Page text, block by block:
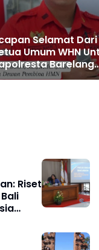
Selamat Dari
Umum WHN
Barelang
Baru
Riset